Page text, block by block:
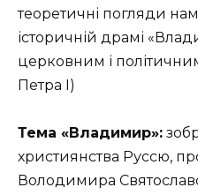
теоретичні погляди
історичній драмі
церковним і
Петра І)
Тема «Владимир»:
християнства Руссю,
Володимира